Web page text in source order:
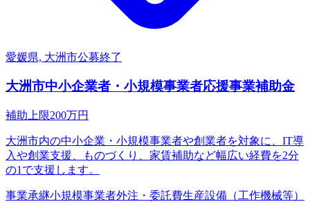
愛媛県, 大洲市公募終了
大洲市中小企業者・小規模事業者応援事業補助金
補助上限200万円
大洲市内の中小企業・小規模事業者や創業者を対象に、IT導
入や創業支援、ものづくり、家賃補助など幅広い経費を2分
の1で支援します。
事業承継小規模事業者外注・委託費生産設備（工作機械等）